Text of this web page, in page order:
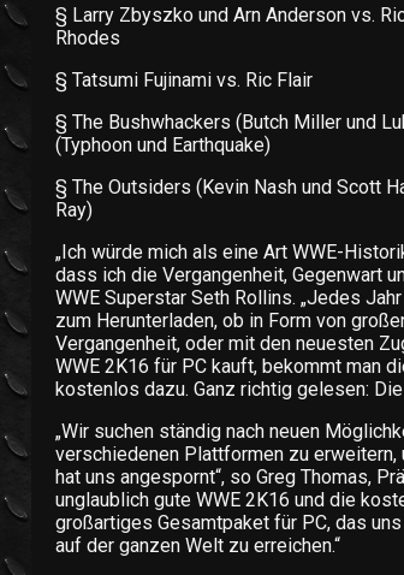
§ Larry Zbyszko und Arn Anderson vs.
Rhodes
§ Tatsumi Fujinami vs. Ric Flair
§ The Bushwhackers (Butch Miller und
(Typhoon und Earthquake)
§ The Outsiders (Kevin Nash und Scott
Ray)
„Ich würde mich als eine Art WWE-
dass ich die Vergangenheit, Gegenwart
WWE Superstar Seth Rollins. „Jedes
zum Herunterladen, ob in Form von
Vergangenheit, oder mit den neuesten
WWE 2K16 für PC kauft, bekommt man
kostenlos dazu. Ganz richtig gelesen:
„Wir suchen ständig nach neuen
verschiedenen Plattformen zu
hat uns angespornt“, so Greg Thomas,
unglaublich gute WWE 2K16 und die
großartiges Gesamtpaket für PC, das
auf der ganzen Welt zu erreichen.“